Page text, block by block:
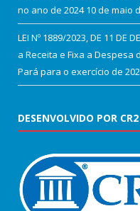
no ano de 2024 10 de maio
LEI Nº 1889/2023, DE 11 DE
a Receita e Fixa a Despesa
Pará para o exercício de
DESENVOLVIDO POR CR2